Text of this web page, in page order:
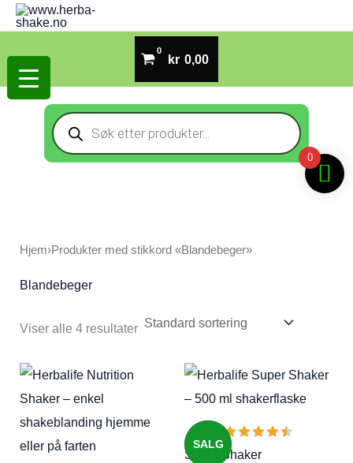
Hopp
rett
til
innholdet
kr 0,00
Products
search
Hjem›Produkter med stikkord «Blandebeger»
Blandebeger
Viser alle 4 resultater
SALG
Super Shaker
0